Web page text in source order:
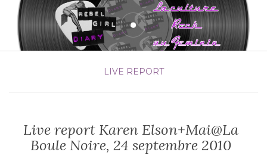
LIVE REPORT
Live report Karen Elson+Mai@La
Boule Noire, 24 septembre 2010